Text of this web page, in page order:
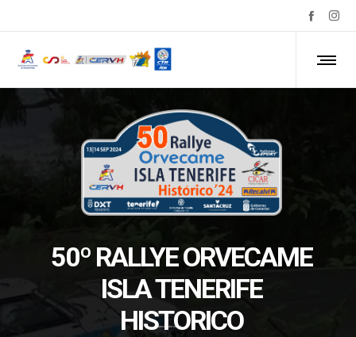
50º RALLYE ORVECAME
ISLA TENERIFE
HISTORICO
Patrocinador oficial